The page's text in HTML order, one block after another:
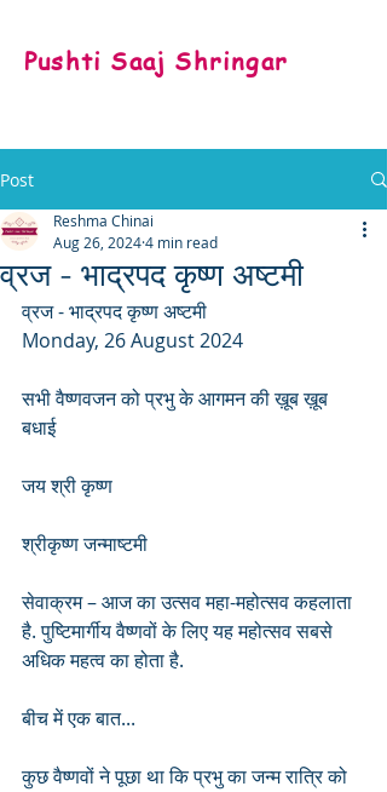
Pushti Saaj Shringar
Post
व्रज - भाद्रपद कृष्ण अष्टमी
Reshma Chinai
Aug 26, 20244 min read
व्रज - भाद्रपद कृष्ण अष्टमी
Monday, 26 August 2024
सभी वैष्णवजन को प्रभु के आगमन की ख़ूब ख़ूब
बधाई
जय श्री कृष्ण
श्रीकृष्ण जन्माष्टमी
सेवाक्रम – आज का उत्सव महा-महोत्सव कहलाता
है. पुष्टिमार्गीय वैष्णवों के लिए यह महोत्सव सबसे
अधिक महत्व का होता है.
बीच में एक बात...
कुछ वैष्णवों ने पूछा था कि प्रभु का जन्म रात्रि को